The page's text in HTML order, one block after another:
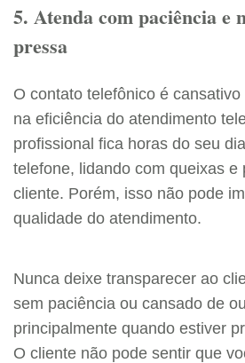
5. Atenda com paciência e
pressa
O contato telefônico é
na eficiência do atendimento
profissional fica horas do seu
telefone, lidando com queixas e
cliente. Porém, isso não pode
qualidade do atendimento.
Nunca deixe transparecer ao
sem paciência ou cansado de
principalmente quando estiver
O cliente não pode sentir que